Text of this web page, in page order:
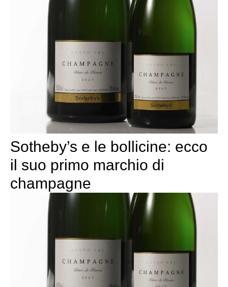
Sotheby’s e le bollicine: ecco
il suo primo marchio di
champagne